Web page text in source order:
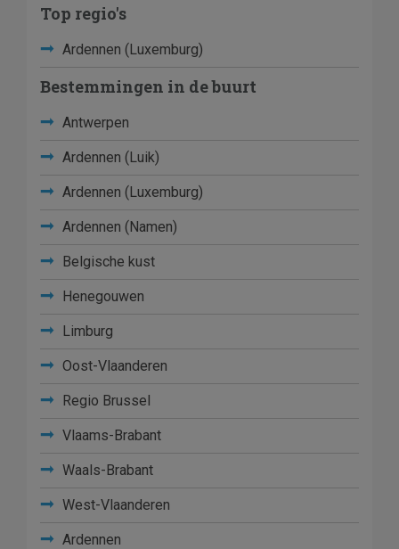
Top regio's
Ardennen (Luxemburg)
Bestemmingen in de buurt
Antwerpen
Ardennen (Luik)
Ardennen (Luxemburg)
Ardennen (Namen)
Belgische kust
Henegouwen
Limburg
Oost-Vlaanderen
Regio Brussel
Vlaams-Brabant
Waals-Brabant
West-Vlaanderen
Ardennen